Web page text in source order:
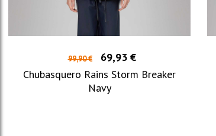
99,90 €
69,93 €
Chubasquero Rains Storm Breaker
Navy